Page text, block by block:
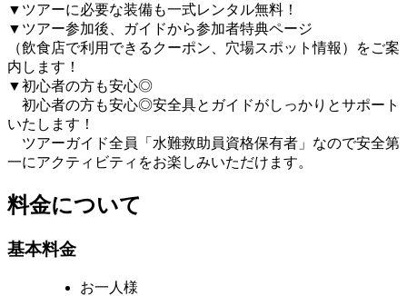
▼ツアーに必要な装備も一式レンタル無料！
▼ツアー参加後、ガイドから参加者特典ページ
（飲食店で利用できるクーポン、穴場スポット情報）をご案
内します！
▼初心者の方も安心◎
初心者の方も安心◎安全具とガイドがしっかりとサポート
いたします！
ツアーガイド全員「水難救助員資格保有者」なので安全第
一にアクティビティをお楽しみいただけます。
料金について
基本料金
お一人様